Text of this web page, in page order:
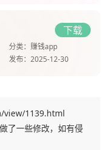
下载
分类： 赚钱app
发布： 2025-12-30
view/1139.html
了一些修改，如有侵